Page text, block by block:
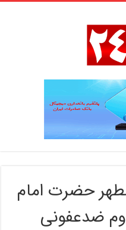
حضرت امام
ضدعفونی